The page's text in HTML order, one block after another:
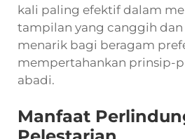
kali paling efektif dalam
tampilan yang canggih dan
menarik bagi beragam
mempertahankan prinsip-
abadi.
Manfaat